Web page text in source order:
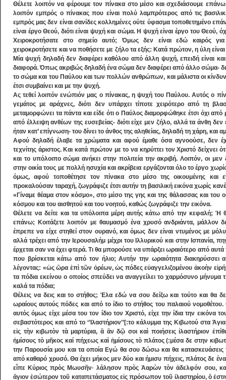
Θέλετε λοιπόν να φέρουμε τον πίνακα στο μέσο και σχεδιάσουμε
λοιπόν εμπρός ο πίνακας που είναι πολύ λαμπρότερος από τις
εμπρός μας δεν είναι σανίδες κολλημένες ούτε ύφασμα τοποθετημένο
είναι έργο Θεού, διότι είναι ψυχή και σώμα. Η ψυχή είναι έργο του
Χειροκροτήσατε στο σημείο αυτό; Όμως δεν είναι εδώ καιρός για
χειροκροτήσετε και να ποθήσετε με ζήλο τα εξής: Κατά πρώτον, η ύλη
Μία ψυχή δηλαδή δεν διαφέρει καθόλου από άλλη ψυχή, επειδή είναι
διαφορά. Όπως ακριβώς δηλαδή ένα σώμα δεν διαφέρει από άλλο σώμα-
το σώμα και του Παύλου και των πολλών ανθρώπων, και μάλιστα οι
έτσι συμβαίνει και με την ψυχή.
Ας τεθεί λοιπόν ενώπιόν μας ο πίνακας, η ψυχή του Παύλου. Αυτός ο
γεμάτος με αράχνες, διότι δεν υπάρχει τίποτε χειρότερο από τη
μεταμορφώνει τα πάντα και είδε ότι ο Παύλος διαμορφώθηκε έτσι όχι από
από έλλειψη ανθέων της ευσεβείας- διότι είχε μεν ζήλο, αλλά τα άνθη
ήταν κατ’ επίγνωση- του δίνει το άνθος της αληθείας, δηλαδή τη χάρη, και
Αφού δηλαδή έλαβε τα χρώματα και αφού έμαθε όσα αγνοούσε, δεν
τεχνίτης άριστος. Και κατά πρώτον με το να κηρύττει τον Χριστό δείχνει
και το υπόλοιπο σώμα ανήκει στην πολιτεία την ακριβή. Λοιπόν, οι
στην οικία τους με πολλή ησυχία και ακρίβεια εργάζονται όλο το έργο
όμως, αφού τοποθέτησε τον πίνακα στο μέσο της οικουμένης και
προκαλούσαν ταραχή, ζωγράφιζε έτσι αυτήν τη βασιλική εικόνα χωρίς
«Γίναμε θέαμα στον κόσμο», στο μέσο της γης και της θάλασσας και του
κόσμου και του αισθητού και του νοητού, καθώς ζωγράφιζε την εικόνα.
Θέλετε να δείτε και τα υπόλοιπα μέρη αυτής κάτω από την κεφαλή; Ή
επάνω; Κοιτάξετε λοιπόν με θαυμασμό ένα χρυσό ανδριάντα, μάλλον
έπρεπε να είχε στηθεί στον ουρανό, και όμως δεν είναι ντυμένος με
αλλά τρέχει από την Ιερουσαλήμ μέχρι του Ιλλυρικού και στην Ισπανία,
έρχεται σαν να έχει φτερά. Τι θα μπορούσε να υπάρξει ωραιότερο από
που βρίσκεται κάτω από τον ήλιο; Αυτήν την ωραιότητα
λέγοντας: «ὡς ὥρα ἐπὶ τῶν ὀρέων, ὡς πόδες εὐαγγελιζομένου ἀκοὴν
τα πόδια εκείνου ο οποίος σπεύδει να αναγγείλει το χαρμόσυνο μήνυμα
καλά τα πόδια;
Θέλεις να δεις και το στήθος; Έλα εδώ να σου δείξω και τούτο και θα
ωραίους αυτούς πόδες και από το ίδιο το στήθος του παλαιού
αυτός όμως είχε μέσα του τον ίδιο τον Χριστό, είχε την ίδια την εικόνα
σεβαστότερος και από το ‘’Ιλαστήριον’’[:το κάλυμμα της Κιβωτού στα
εἰς τὴν κιβωτὸν τὰ μαρτύρια, ἃ ἂν δῷ σοι καὶ ποιήσεις ἱλαστήριον
ἡμίσους τὸ μῆκος καί πήχεως καὶ ἡμίσους τὸ πλάτος (:μέσα δε στην
την Παρουσία μου και τα οποία Εγώ θα σου δώσω και θα κατασκευάσεις
από καθαρό χρυσό. Θα έχει μήκος μεν δύο και ήμισυ πήχεις, πλάτος δε
εἶπε Κύριος πρὸς Μωυσῆν· λάλησον πρὸς Ἀαρὼν τὸν ἀδελφόν σου,
ἅγιον ἐσώτερον τοῦ καταπετάσματος εἰς πρόσωπον τοῦ ἱλαστηρίου, ὅ